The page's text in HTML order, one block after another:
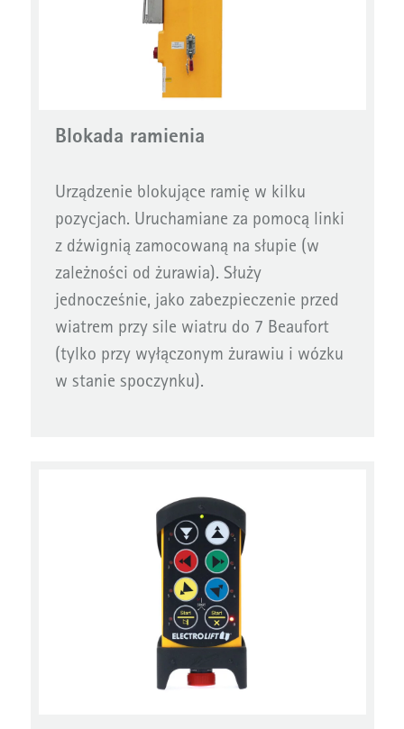
Blokada ramienia
Urządzenie blokujące ramię w kilku
pozycjach. Uruchamiane za pomocą linki
z dźwignią zamocowaną na słupie (w
zależności od żurawia). Służy
jednocześnie, jako zabezpieczenie przed
wiatrem przy sile wiatru do 7 Beaufort
(tylko przy wyłączonym żurawiu i wózku
w stanie spoczynku).